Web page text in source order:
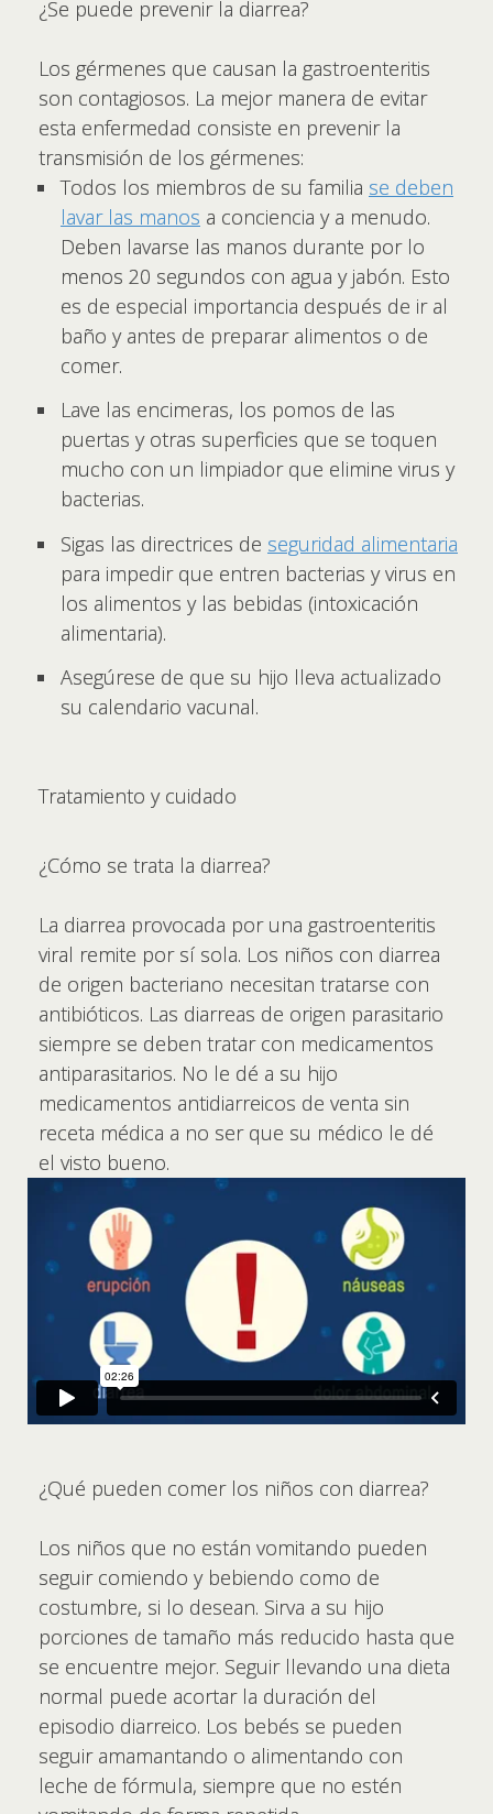
¿Se puede prevenir la diarrea?
Los gérmenes que causan la gastroenteritis
son contagiosos. La mejor manera de evitar
esta enfermedad consiste en prevenir la
transmisión de los gérmenes:
Todos los miembros de su familia se deben
lavar las manos a conciencia y a menudo.
Deben lavarse las manos durante por lo
menos 20 segundos con agua y jabón. Esto
es de especial importancia después de ir al
baño y antes de preparar alimentos o de
comer.
Lave las encimeras, los pomos de las
puertas y otras superficies que se toquen
mucho con un limpiador que elimine virus y
bacterias.
Sigas las directrices de seguridad alimentaria
para impedir que entren bacterias y virus en
los alimentos y las bebidas (intoxicación
alimentaria).
Asegúrese de que su hijo lleva actualizado
su calendario vacunal.
Tratamiento y cuidado
¿Cómo se trata la diarrea?
La diarrea provocada por una gastroenteritis
viral remite por sí sola. Los niños con diarrea
de origen bacteriano necesitan tratarse con
antibióticos. Las diarreas de origen parasitario
siempre se deben tratar con medicamentos
antiparasitarios. No le dé a su hijo
medicamentos antidiarreicos de venta sin
receta médica a no ser que su médico le dé
el visto bueno.
¿Qué pueden comer los niños con diarrea?
Los niños que no están vomitando pueden
seguir comiendo y bebiendo como de
costumbre, si lo desean. Sirva a su hijo
porciones de tamaño más reducido hasta que
se encuentre mejor. Seguir llevando una dieta
normal puede acortar la duración del
episodio diarreico. Los bebés se pueden
seguir amamantando o alimentando con
leche de fórmula, siempre que no estén